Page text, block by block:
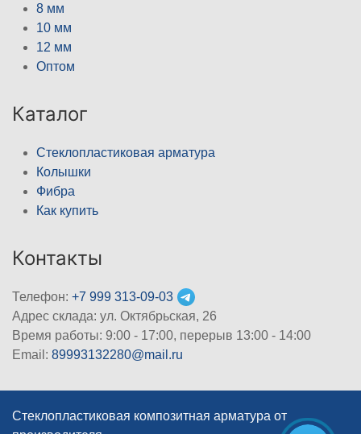
8 мм
10 мм
12 мм
Оптом
Каталог
Стеклопластиковая арматура
Колышки
Фибра
Как купить
Контакты
Телефон: +7 999 313-09-03
Адрес склада: ул. Октябрьская, 26
Время работы: 9:00 - 17:00, перерыв 13:00 - 14:00
Email: 89993132280@mail.ru
Стеклопластиковая композитная арматура от